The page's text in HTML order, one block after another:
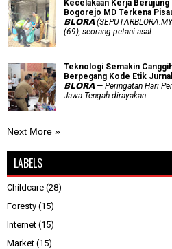
Kecelakaan Kerja
Bogorejo MD Terkena
𝗕𝗟𝗢𝗥𝗔
(69), seorang petani asal...
Teknologi Semakin
Berpegang Kode Etik
𝗕𝗟𝗢𝗥𝗔 — Peringatan Hari
Jawa Tengah dirayakan...
Next More »
LABELS
Childcare (28)
Foresty (15)
Internet (15)
Market (15)